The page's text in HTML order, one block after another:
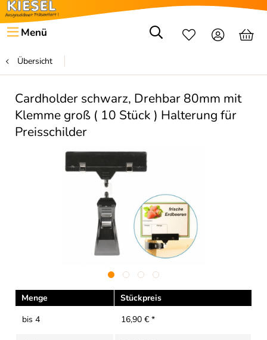
Menü
Übersicht
Cardholder schwarz, Drehbar 80mm mit
Klemme groß ( 10 Stück ) Halterung für
Preisschilder
Menge
Stückpreis
bis 4 16,90 € *